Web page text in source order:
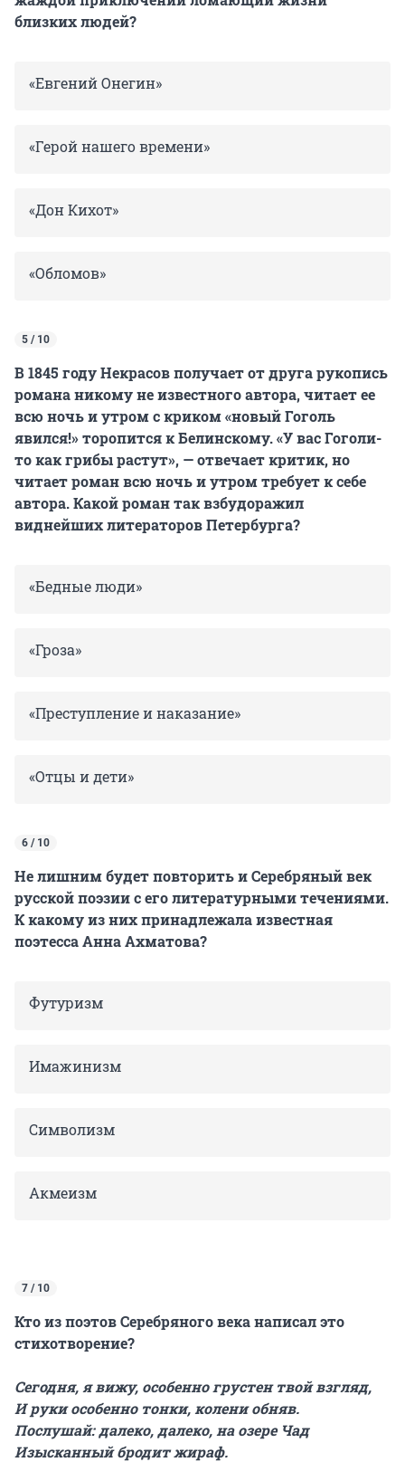
близких людей?
«Евгений Онегин»
«Герой нашего времени»
«Дон Кихот»
«Обломов»
5 / 10
В 1845 году Некрасов получает от друга рукопись
романа никому не известного автора, читает ее
всю ночь и утром с криком «новый Гоголь
явился!» торопится к Белинскому. «У вас Гоголи-
то как грибы растут», — отвечает критик, но
читает роман всю ночь и утром требует к себе
автора. Какой роман так взбудоражил
виднейших литераторов Петербурга?
«Бедные люди»
«Гроза»
«Преступление и наказание»
«Отцы и дети»
6 / 10
Не лишним будет повторить и Серебряный век
русской поэзии с его литературными течениями.
К какому из них принадлежала известная
поэтесса Анна Ахматова?
Футуризм
Имажинизм
Символизм
Акмеизм
7 / 10
Кто из поэтов Серебряного века написал это
стихотворение?
Сегодня, я вижу, особенно грустен твой взгляд,
И руки особенно тонки, колени обняв.
Послушай: далеко, далеко, на озере Чад
Изысканный бродит жираф.